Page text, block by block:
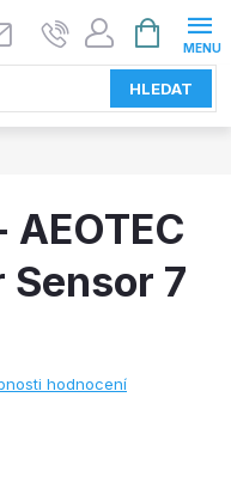
HLEDAT
NÁKUPNÍ
KOŠÍK
Sensor 7
hodnocení